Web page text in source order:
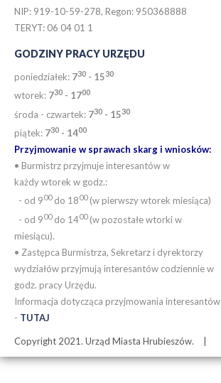
NIP: 919-10-59-278, Regon: 950368888
TERYT: 06 04 01 1
GODZINY PRACY URZĘDU
poniedziałek: 730 - 1530
wtorek: 730 - 1700
środa - czwartek: 730 - 1530
piątek: 730 - 1400
Przyjmowanie w sprawach skarg i wniosków:
• Burmistrz przyjmuje interesantów w
każdy wtorek w godz.:
- od 900do 1800(w pierwszy wtorek miesiąca)
- od 900do 1400(w pozostałe wtorki w
miesiącu).
• Zastępca Burmistrza, Sekretarz i dyrektorzy
wydziałów przyjmują interesantów codziennie w
godz. pracy Urzędu.
Informacja dotycząca przyjmowania interesantów
- TUTAJ
Copyright 2021. Urząd Miasta Hrubieszów.